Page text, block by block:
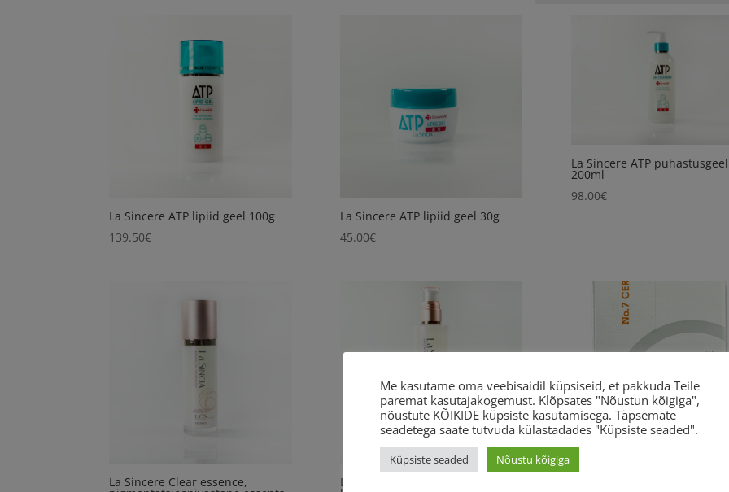
La Sincere ATP lipiid geel 100g
139.50€
La Sincere ATP lipiid geel 30g
45.00€
La Sincere ATP puhastusgeel
200ml
98.00€
La Sincere Clear essence, La Sincere Essence Lotion R
Me kasutame oma veebisaidil küpsiseid, et pakkuda Teile
paremat kasutajakogemust. Klõpsates "Nõustun kõigiga",
nõustute KÕIKIDE küpsiste kasutamisega. Täpsemate
seadetega saate tutvuda külastadades "Küpsiste seaded".
Küpsiste seaded Nõustu kõigiga